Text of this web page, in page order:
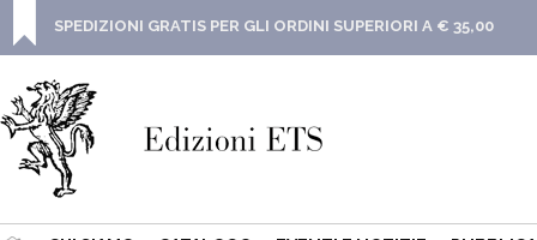
SPEDIZIONI GRATIS PER GLI ORDINI SUPERIORI A € 35,00